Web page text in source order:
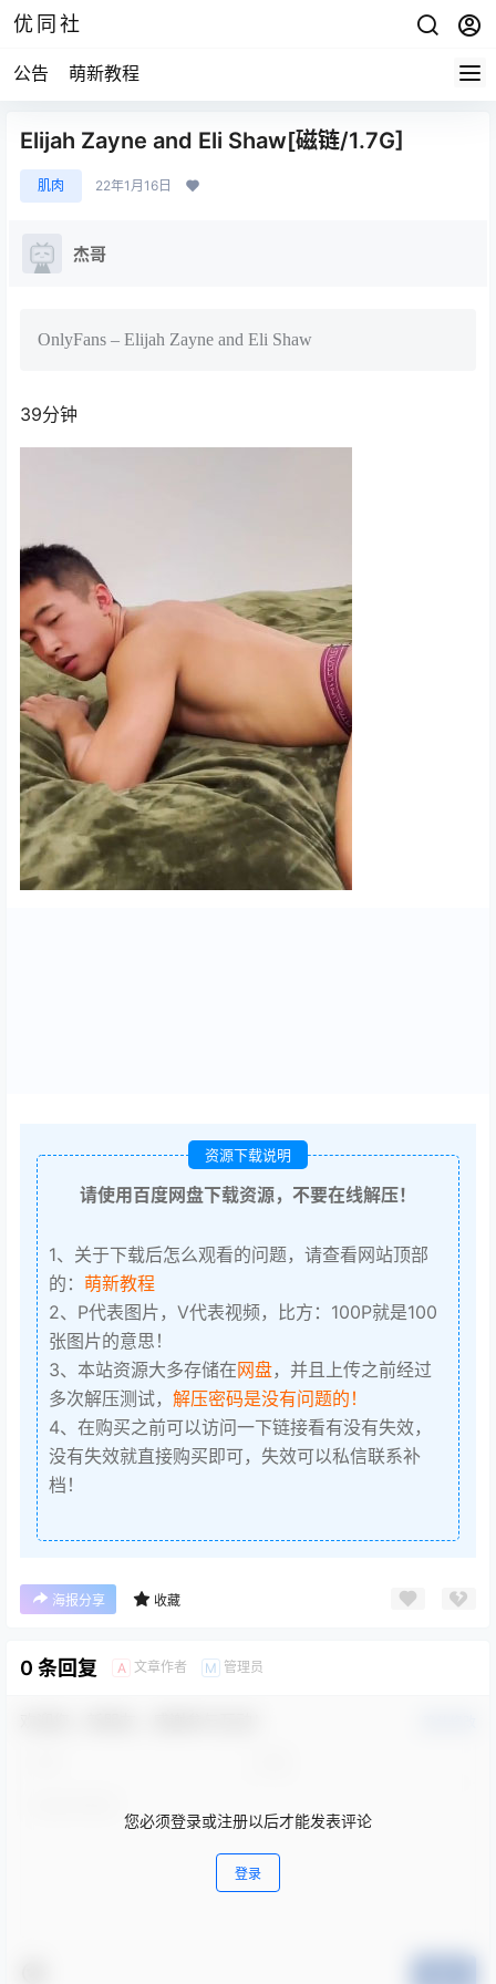
优同社
公告 萌新教程
Elijah Zayne and Eli Shaw[磁链/1.7G]
肌肉 22年1月16日
杰哥
OnlyFans – Elijah Zayne and Eli Shaw
39分钟
资源下载说明
请使用百度网盘下载资源，不要在线解压！
1、关于下载后怎么观看的问题，请查看网站顶部
的： 萌新教程
2、P代表图片，V代表视频，比方：100P就是100
张图片的意思！
3、本站资源大多存储在网盘，并且上传之前经过
多次解压测试， 解压密码是没有问题的！
4、在购买之前可以访问一下链接看有没有失效，
没有失效就直接购买即可，失效可以私信联系补
档！
海报分享 收藏
0 条回复 A 文章作者 M 管理员
您必须登录或注册以后才能发表评论
登录